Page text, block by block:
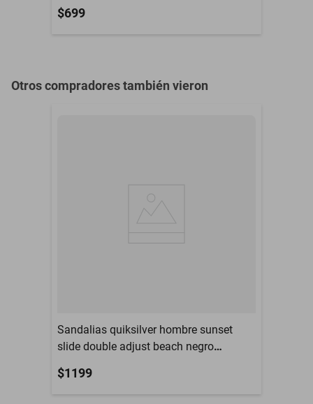
$699
Otros compradores también vieron
Sandalias quiksilver hombre sunset
slide double adjust beach negro
$1199